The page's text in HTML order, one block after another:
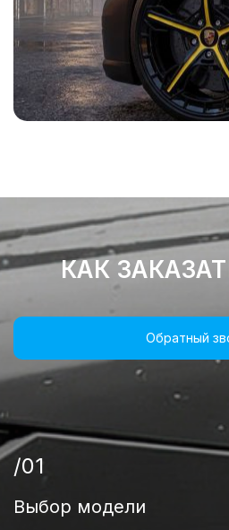
КАК
Обратный
/01
Выбор модели